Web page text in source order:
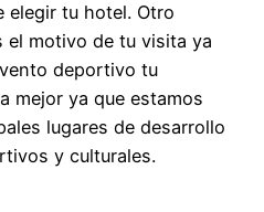
elegir tu hotel. Otro
el motivo de tu visita ya
deportivo tu
mejor ya que estamos
lugares de desarrollo
y culturales.